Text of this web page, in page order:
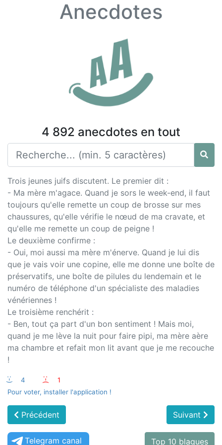
Anecdotes
4 892 anecdotes en tout
Trois jeunes juifs discutent. Le premier dit :
- Ma mère m'agace. Quand je sors le week-end, il faut
toujours qu'elle remette un coup de brosse sur mes
chaussures, qu'elle vérifie le nœud de ma cravate, et
qu'elle me remette un coup de peigne !
Le deuxième confirme :
- Oui, moi aussi ma mère m'énerve. Quand je lui dis
que je vais voir une copine, elle me donne une boîte de
préservatifs, une boîte de pilules du lendemain et le
numéro de téléphone d'un spécialiste des maladies
vénériennes !
Le troisième renchérit :
- Ben, tout ça part d'un bon sentiment ! Mais moi,
quand je me lève la nuit pour faire pipi, ma mère aère
ma chambre et refait mon lit avant que je me recouche
!
:-) 4 :-(
1
Pour voter, installer l'application !
Précédent Suivant
Telegram canal Top 10 blagues